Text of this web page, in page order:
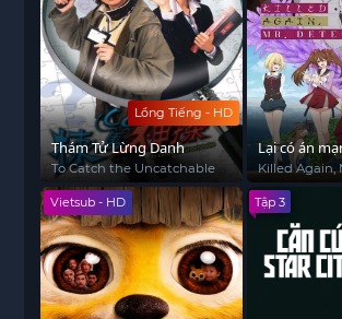
Lồng Tiếng - HD
Thám Tử Lừng Danh
To Catch the Uncatchable
Lại có án
thưa thám
Killed Again,
Vietsub - HD Tập 3